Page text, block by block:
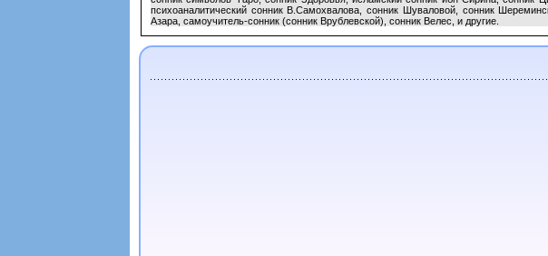
психоаналитический сонник В.Самохвалова, сонник Шуваловой, сонник
Азара, самоучитель-сонник (сонник Врублевской), сонник Велес, и другие.